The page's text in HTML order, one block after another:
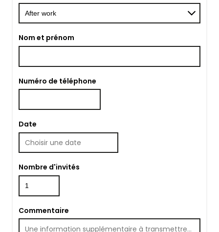
Nom et prénom
Numéro de téléphone
Date
Nombre d'invités
Commentaire